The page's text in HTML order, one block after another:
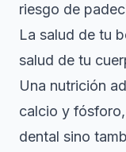
riesgo de
La salud de tu
salud de tu
Una nutrición
calcio y
dental sino